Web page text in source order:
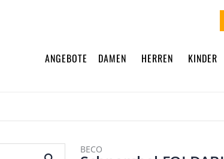
ANGEBOTE DAMEN HERREN KINDER
BECO